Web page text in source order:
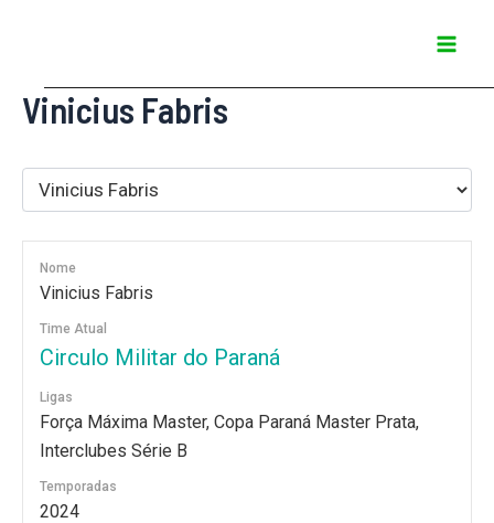
conteúdo
Vinicius Fabris
Nome
Vinicius Fabris
Time Atual
Circulo Militar do Paraná
Ligas
Força Máxima Master, Copa Paraná Master Prata,
Interclubes Série B
Temporadas
2024